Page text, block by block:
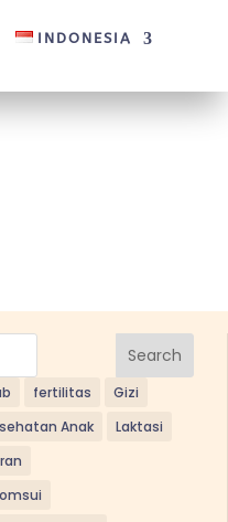
INDONESIA
Search
fertilitas
Gizi
Anak
Laktasi